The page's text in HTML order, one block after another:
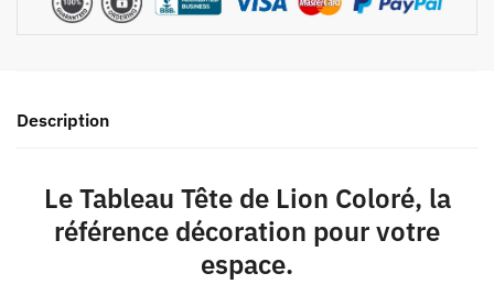
Description
Le Tableau Tête de Lion Coloré, la
référence décoration pour votre
espace.